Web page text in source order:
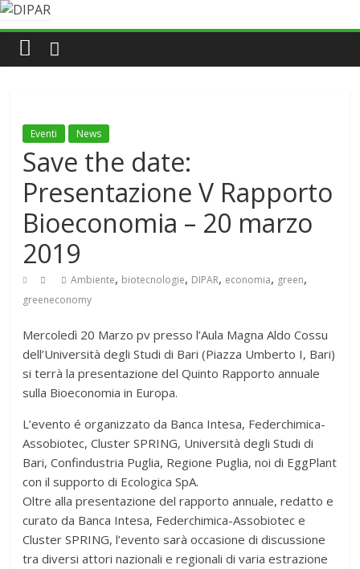
Eventi News
Save the date:
Presentazione V Rapporto
Bioeconomia – 20 marzo
2019
Ambiente, biotecnologie, DIPAR, economia, green,
greeneconomy
Mercoledì 20 Marzo pv presso l’Aula Magna Aldo Cossu
dell’Università degli Studi di Bari (Piazza Umberto I, Bari)
si terrà la presentazione del Quinto Rapporto annuale
sulla Bioeconomia in Europa.
L’evento é organizzato da Banca Intesa, Federchimica-
Assobiotec, Cluster SPRING, Università degli Studi di
Bari, Confindustria Puglia, Regione Puglia, noi di EggPlant
con il supporto di Ecologica SpA.
Oltre alla presentazione del rapporto annuale, redatto e
curato da Banca Intesa, Federchimica-Assobiotec e
Cluster SPRING, l’evento sarà occasione di discussione
tra diversi attori nazionali e regionali di varia estrazione